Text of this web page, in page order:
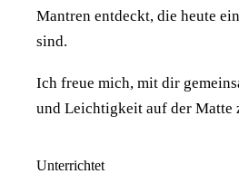
Mantren entdeckt, die heute
sind.
Ich freue mich, mit dir
und Leichtigkeit auf der Matte
Unterrichtet